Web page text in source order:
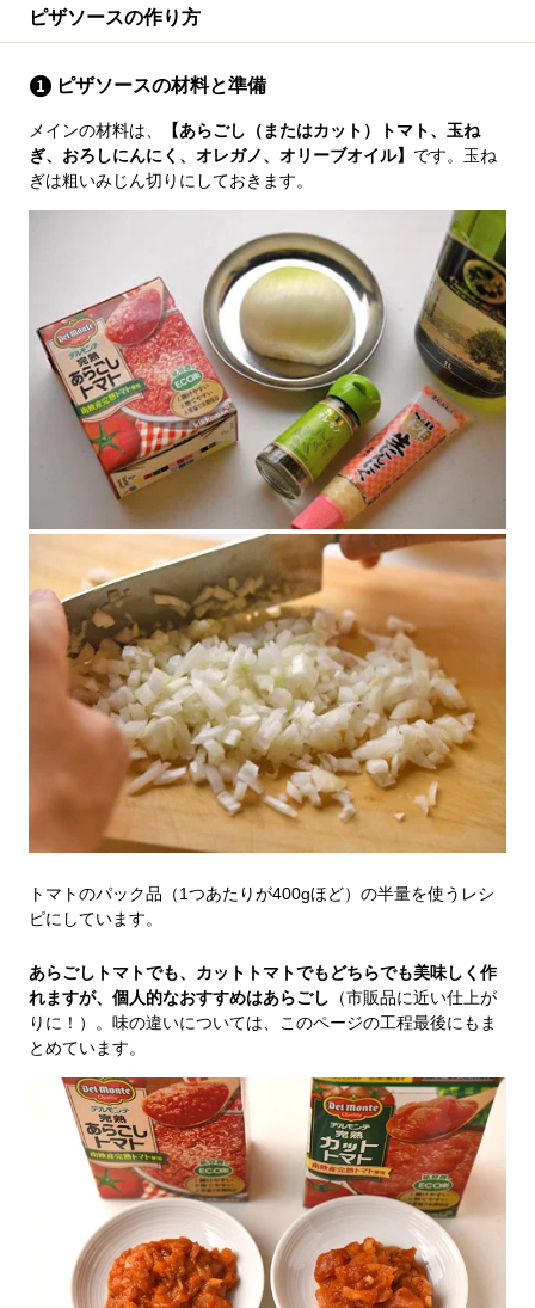
ピザソースの作り方
ピザソースの材料と準備
メインの材料は、
【あらごし（またはカット）トマト、玉ね
ぎ、おろしにんにく、オレガノ、オリーブオイル】 です。玉ね
ぎは粗いみじん切りにしておきます。
トマトのパック品（1つあたりが400gほど）の半量を使うレシ
ピにしています。
あらごしトマトでも、カットトマトでもどちらでも美味しく作
れますが、個人的なおすすめはあらごし （市販品に近い仕上が
りに！）。味の違いについては、このページの工程最後にもま
とめています。